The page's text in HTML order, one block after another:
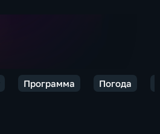
Программа Погода